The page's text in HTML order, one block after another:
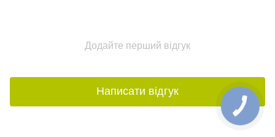
Додайте перший відгук
Написати відгук